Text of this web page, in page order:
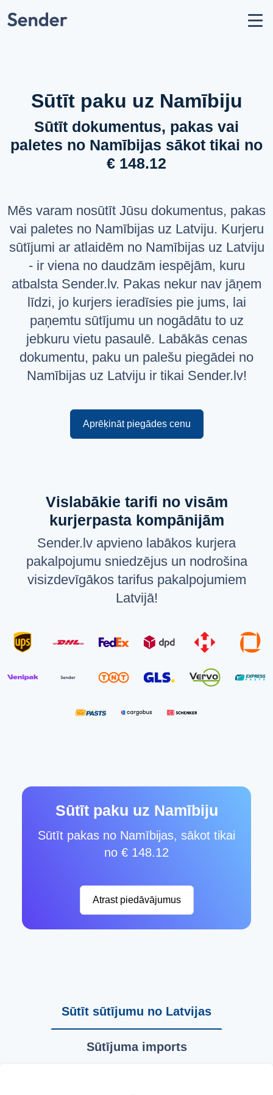
Nosūtīt sūtījumu
Pārvadātāju partneri
Aizliegumi un ierobežojumi
Jautājumi un atbildes
VALODA
Latviešu
Русский
English
Sūtīt paku uz Namībiju
Sūtīt dokumentus, pakas vai
paletes no Namībijas sākot tikai no
€ 148.12
Mēs varam nosūtīt Jūsu dokumentus, pakas
vai paletes no Namībijas uz Latviju. Kurjeru
sūtījumi ar atlaidēm no Namībijas uz Latviju
- ir viena no daudzām iespējām, kuru
atbalsta Sender.lv. Pakas nekur nav jāņem
līdzi, jo kurjers ieradīsies pie jums, lai
paņemtu sūtījumu un nogādātu to uz
jebkuru vietu pasaulē. Labākās cenas
dokumentu, paku un palešu piegādei no
Namībijas uz Latviju ir tikai Sender.lv!
Aprēķināt piegādes cenu
Vislabākie tarifi no visām
kurjerpasta kompānijām
Sender.lv apvieno labākos kurjera
pakalpojumu sniedzējus un nodrošina
visizdevīgākos tarifus pakalpojumiem
Latvijā!
Sūtīt paku uz Namībiju
Sūtīt pakas no Namībijas, sākot tikai
no € 148.12
Atrast piedāvājumus
Sūtīt sūtījumu no Latvijas
Sūtījuma imports